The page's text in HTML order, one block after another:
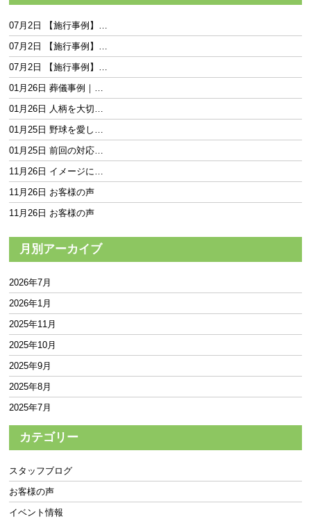
07月2日 【施行事例】…
07月2日 【施行事例】…
07月2日 【施行事例】…
01月26日 葬儀事例｜…
01月26日 人柄を大切…
01月25日 野球を愛し…
01月25日 前回の対応…
11月26日 イメージに…
11月26日 お客様の声
11月26日 お客様の声
月別アーカイブ
2026年7月
2026年1月
2025年11月
2025年10月
2025年9月
2025年8月
2025年7月
2025年6月
2025年5月
2025年4月
2025年3月
2025年2月
カテゴリー
スタッフブログ
お客様の声
イベント情報